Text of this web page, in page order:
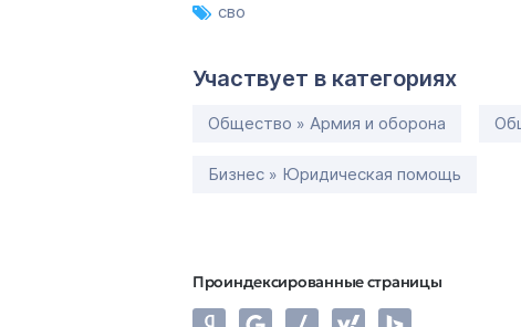
сво
Участвует в категориях
Общество » Армия и оборона
Бизнес » Юридическая помощь
Проиндексированные страницы